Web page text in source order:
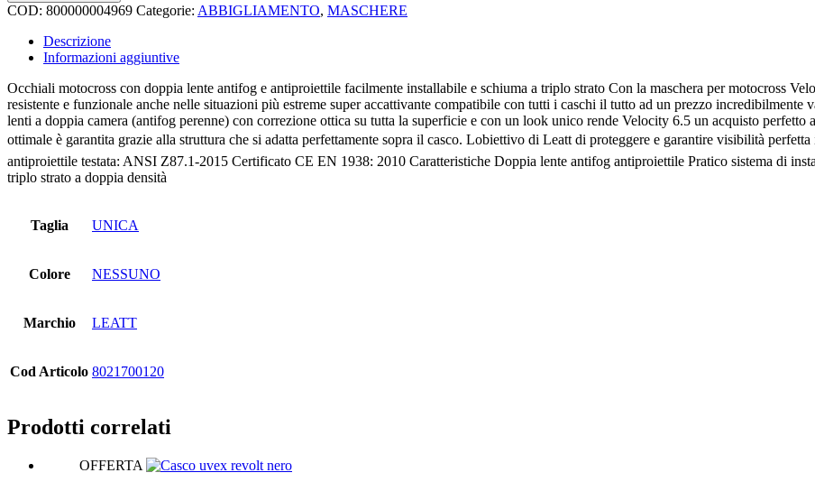
COD: 800000004969 Categorie: ABBIGLIAMENTO, MASCHERE
Descrizione
Informazioni aggiuntive
Occhiali motocross con doppia lente antifog e antiproiettile facilmente installabile e schiuma a triplo strato Con la maschera per motocross
resistente e funzionale anche nelle situazioni più estreme super accattivante compatibile con tutti i caschi il tutto ad un prezzo
lenti a doppia camera (antifog perenne) con correzione ottica su tutta la superficie e con un look unico rende Velocity 6.5 un acquisto
ottimale è garantita grazie alla struttura che si adatta perfettamente sopra il casco. Lobiettivo di Leatt di proteggere e garantire visibilità
antiproiettile testata: ANSI Z87.1-2015 Certificato CE EN 1938: 2010 Caratteristiche Doppia lente antifog antiproiettile Pratico sistema di
triplo strato a doppia densità
Taglia UNICA
Colore NESSUNO
Marchio LEATT
Cod Articolo 8021700120
Prodotti correlati
OFFERTA